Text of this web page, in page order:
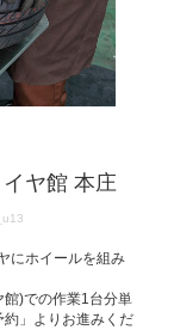
ヤ館 本庄
にホイールを組み
館)での作業1台分単
」よりお進みくだ